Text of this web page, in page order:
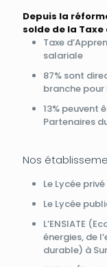
Depuis la
solde de la Taxe
Taxe
salariale
87% sont
branche pour
13% peuvent
Partenaires
Nos
Le Lycée
Le Lycée
L’ENSIATE
énergies, de
durable) à